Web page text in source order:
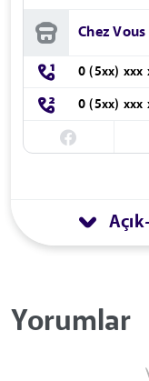
Chez Vous
0 (5xx) xxx
0 (5xx) xxx
Açık
Yorumlar